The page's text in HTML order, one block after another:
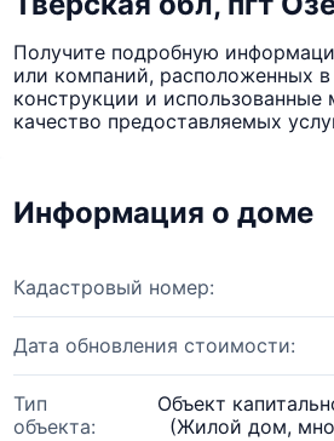
Получите подробную
или компаний, расположенных
конструкции и
качество предоставляемых
Информация о доме
Кадастровый номер:
Дата обновления стоимости:
Тип
объекта:
Объект
(Жилой дом,